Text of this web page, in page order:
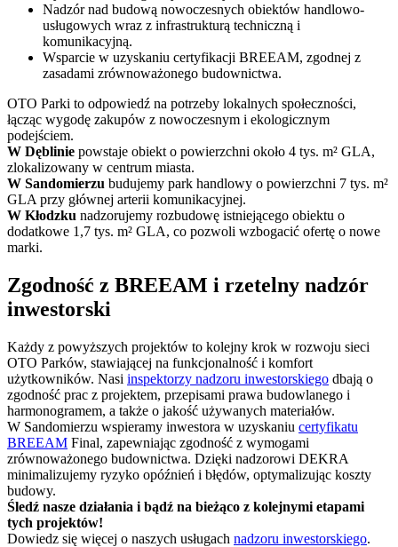
Nadzór nad budową nowoczesnych obiektów handlowo-
usługowych wraz z infrastrukturą techniczną i
komunikacyjną.
Wsparcie w uzyskaniu certyfikacji BREEAM, zgodnej z
zasadami zrównoważonego budownictwa.
OTO Parki to odpowiedź na potrzeby lokalnych społeczności,
łącząc wygodę zakupów z nowoczesnym i ekologicznym
podejściem.
W Dęblinie powstaje obiekt o powierzchni około 4 tys. m² GLA,
zlokalizowany w centrum miasta.
W Sandomierzu budujemy park handlowy o powierzchni 7 tys. m²
GLA przy głównej arterii komunikacyjnej.
W Kłodzku nadzorujemy rozbudowę istniejącego obiektu o
dodatkowe 1,7 tys. m² GLA, co pozwoli wzbogacić ofertę o nowe
marki.
Zgodność z BREEAM i rzetelny nadzór
inwestorski
Każdy z powyższych projektów to kolejny krok w rozwoju sieci
OTO Parków, stawiającej na funkcjonalność i komfort
użytkowników. Nasi inspektorzy nadzoru inwestorskiego dbają o
zgodność prac z projektem, przepisami prawa budowlanego i
harmonogramem, a także o jakość używanych materiałów.
W Sandomierzu wspieramy inwestora w uzyskaniu certyfikatu
BREEAM Final, zapewniając zgodność z wymogami
zrównoważonego budownictwa. Dzięki nadzorowi DEKRA
minimalizujemy ryzyko opóźnień i błędów, optymalizując koszty
budowy.
Śledź nasze działania i bądź na bieżąco z kolejnymi etapami
tych projektów!
Dowiedz się więcej o naszych usługach nadzoru inwestorskiego.